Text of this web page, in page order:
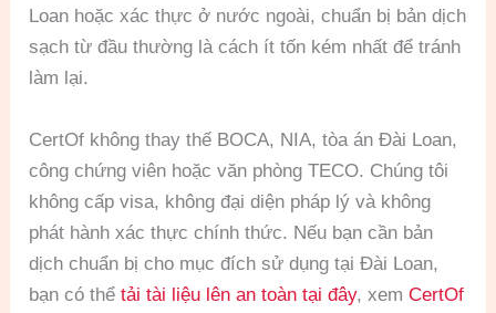
Loan hoặc xác thực ở nước ngoài, chuẩn bị bản dịch
sạch từ đầu thường là cách ít tốn kém nhất để tránh
làm lại.
CertOf không thay thế BOCA, NIA, tòa án Đài Loan,
công chứng viên hoặc văn phòng TECO. Chúng tôi
không cấp visa, không đại diện pháp lý và không
phát hành xác thực chính thức. Nếu bạn cần bản
dịch chuẩn bị cho mục đích sử dụng tại Đài Loan,
bạn có thểtải tài liệu lên an toàn tại đây, xemCertOf